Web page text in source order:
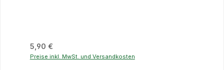
Regulärer Preis:
5,90 €
Preise inkl. MwSt. und Versandkosten